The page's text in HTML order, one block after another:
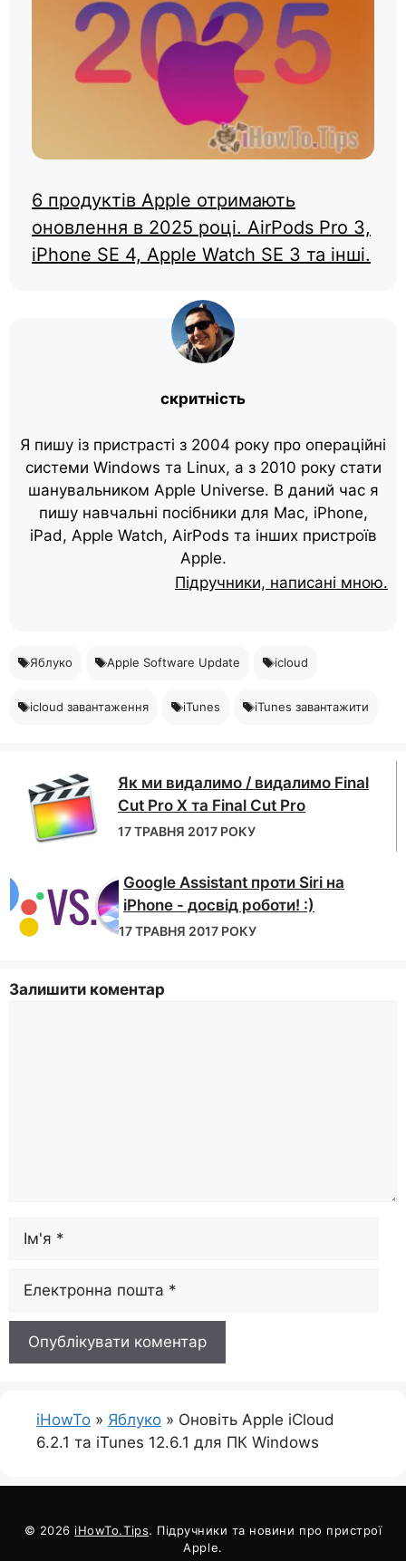
6 продуктів Apple отримають
оновлення в 2025 році. AirPods Pro 3,
iPhone SE 4, Apple Watch SE 3 та інші.
скритність
Я пишу із пристрасті з 2004 року про операційні
системи Windows та Linux, а з 2010 року стати
шанувальником Apple Universe. В даний час я
пишу навчальні посібники для Mac, iPhone,
iPad, Apple Watch, AirPods та інших пристроїв
Apple.
Підручники, написані мною.
Яблуко Apple Software Update icloud
icloud завантаження iTunes iTunes завантажити
Як ми видалимо / видалимо Final
Cut Pro X та Final Cut Pro
17 ТРАВНЯ 2017 РОКУ
Google Assistant проти Siri на
iPhone - досвід роботи! :)
17 ТРАВНЯ 2017 РОКУ
Залишити коментар
пошта
iHowTo » Яблуко » Оновіть Apple iCloud
6.2.1 та iTunes 12.6.1 для ПК Windows
© 2026 iHowTo.Tips. Підручники та новини про пристрої
Apple.